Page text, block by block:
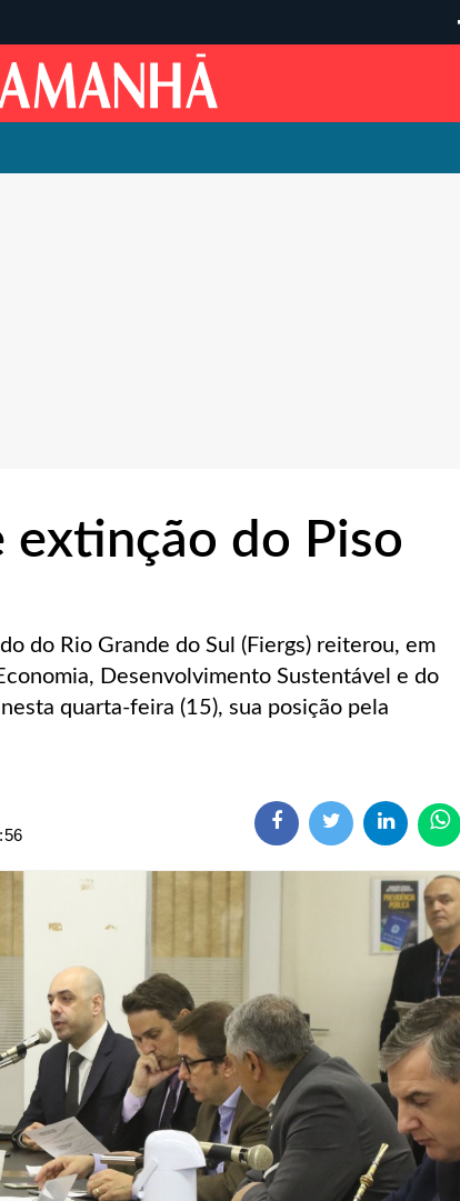
extinção do Piso
do Rio Grande do Sul (Fiergs) reiterou, em
Desenvolvimento Sustentável e do
quarta-feira (15), sua posição pela